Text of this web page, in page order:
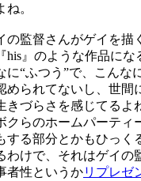
。
監督さんがゲイを描
his』のような作品にな
に“ふつう”で、こんな
められてないし、世間
きづらさを感じてるよ
クらのホームパーティ
する部分とかもひっく
わけで、それはゲイの
者性というかリプレゼ